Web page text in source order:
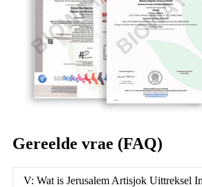
Gereelde vrae (FAQ)
V: Wat is Jerusalem Artisjok Uittreksel